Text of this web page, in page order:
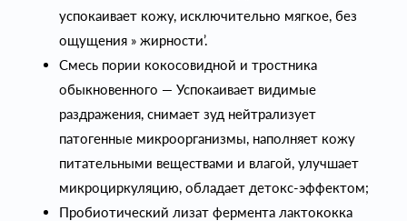
успокаивает кожу, исключительно мягкое, без
ощущения » жирности’.
Смесь пории кокосовидной и тростника
обыкновенного — Успокаивает видимые
раздражения, снимает зуд нейтрализует
патогенные микроорганизмы, наполняет кожу
питательными веществами и влагой, улучшает
микроциркуляцию, обладает детокс-эффектом;
Пробиотический лизат фермента лактококка